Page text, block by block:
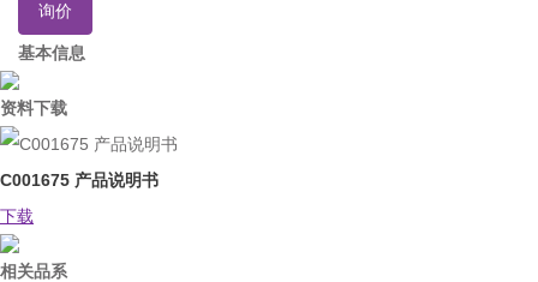
询价
基本信息
资料下载
C001675 产品说明书
下载
相关品系